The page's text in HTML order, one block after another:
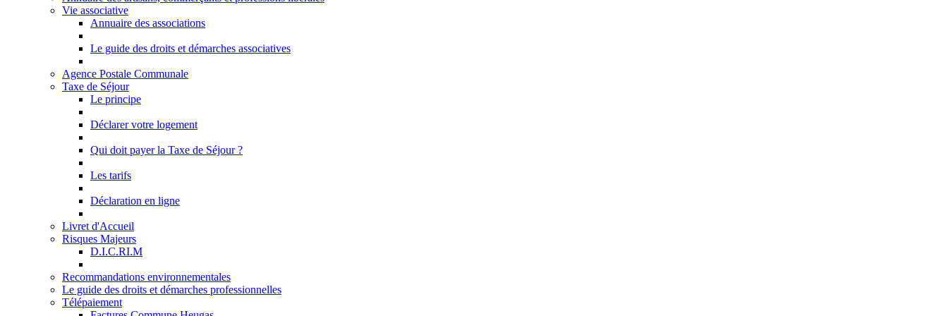
Vie associative
Annuaire des associations
Le guide des droits et démarches associatives
Agence Postale Communale
Taxe de Séjour
Le principe
Déclarer votre logement
Qui doit payer la Taxe de Séjour ?
Les tarifs
Déclaration en ligne
Livret d'Accueil
Risques Majeurs
D.I.C.RI.M
Recommandations environnementales
Le guide des droits et démarches professionnelles
Télépaiement